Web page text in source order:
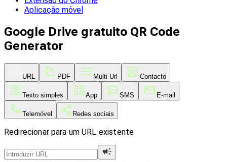
Aplicação móvel
Google Drive gratuito QR Code
Generator
URL PDF Multi-Url Contacto
Texto simples App SMS E-mail
Telemóvel Redes sociais
Redirecionar para um URL existente